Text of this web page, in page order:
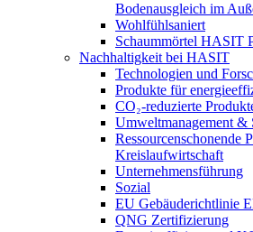
Bodenausgleich im
Wohlfühlsaniert
Schaummörtel HASIT
Nachhaltigkeit bei HASIT
Technologien und
Produkte für
CO₂-reduzierte
Umweltmanagement &
Ressourcenschonende
Kreislaufwirtschaft
Unternehmensführung
Sozial
EU Gebäuderichtlinie
QNG Zertifizierung